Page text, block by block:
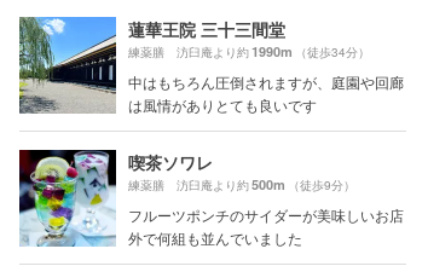
蓮華王院 三十三間堂
練薬膳 汸臼庵より約1990m （徒歩34分）
中はもちろん圧倒されますが、庭園や回廊
は風情がありとても良いです
喫茶ソワレ
練薬膳 汸臼庵より約500m （徒歩9分）
フルーツポンチのサイダーが美味しいお店
外で何組も並んでいました